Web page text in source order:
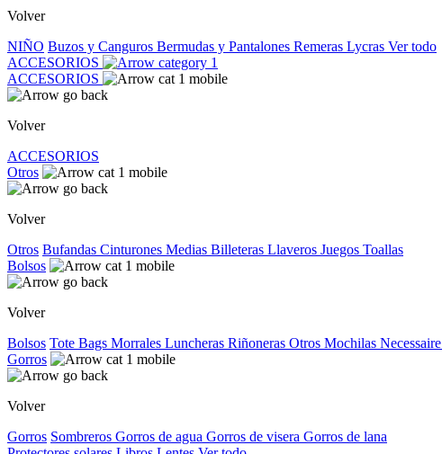
Volver
NIÑO Buzos y Canguros Bermudas y Pantalones Remeras Lycras Ver todo
ACCESORIOS
ACCESORIOS
Volver
ACCESORIOS
Otros
Volver
Otros Bufandas Cinturones Medias Billeteras Llaveros Juegos Toallas
Bolsos
Volver
Bolsos Tote Bags Morrales Luncheras Riñoneras Otros Mochilas Necessaire
Gorros
Volver
Gorros Sombreros Gorros de agua Gorros de visera Gorros de lana